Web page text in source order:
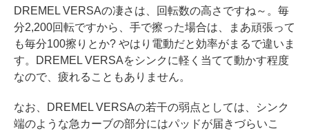
DREMEL VERSAの凄さは、回転数の高さですね～。毎
分2,200回転ですから、手で擦った場合は、まあ頑張って
も毎分100擦りとか? やはり電動だと効率がまるで違いま
す。DREMEL VERSAをシンクに軽く当てて動かす程度
なので、疲れることもありません。
なお、DREMEL VERSAの若干の弱点としては、シンク
端のような急カーブの部分にはパッドが届きづらいこ